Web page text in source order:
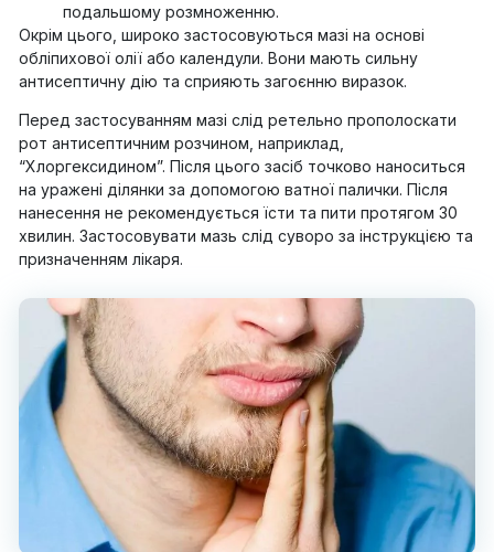
подальшому розмноженню.
Окрім цього, широко застосовуються мазі на основі
обліпихової олії або календули. Вони мають сильну
антисептичну дію та сприяють загоєнню виразок.
Перед застосуванням мазі слід ретельно прополоскати
рот антисептичним розчином, наприклад,
“Хлоргексидином”. Після цього засіб точково наноситься
на уражені ділянки за допомогою ватної палички. Після
нанесення не рекомендується їсти та пити протягом 30
хвилин. Застосовувати мазь слід суворо за інструкцією та
призначенням лікаря.